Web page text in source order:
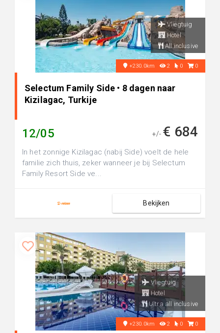
Vliegtuig
Hotel
All inclusive
+230.0km 2 0 0
Selectum Family Side • 8 dagen naar
Kizilagac, Turkije
12/05 +/- € 684
In het zonnige Kizilagac (nabij Side) voelt de hele
familie zich thuis, zeker wanneer je bij Selectum
Family Resort Side ve...
Bekijken
Vliegtuig
Hotel
Ultra all inclusive
+230.0km 2 0 0